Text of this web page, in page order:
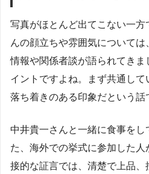
写真がほとんど出てこない一方
んの顔立ちや雰囲気について
情報や関係者談が語られてき
イントですよね。まず共通し
落ち着きのある印象だという話
中井貴一さんと一緒に食事をし
た、海外での挙式に参加した
接的な証言では、清楚で上品